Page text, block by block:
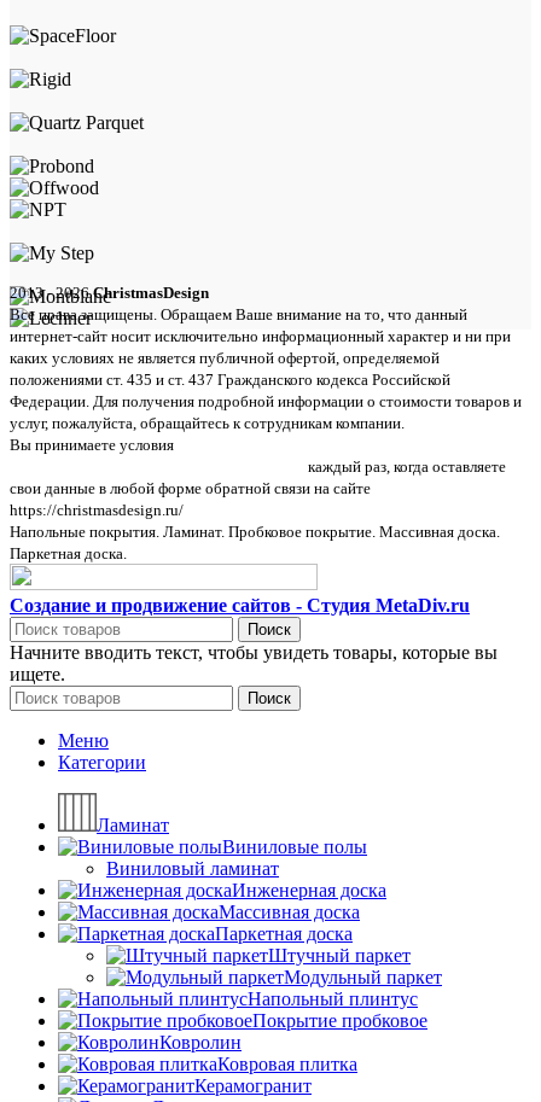
2013 - 2026ChristmasDesign
Все права защищены. Обращаем Ваше внимание на то, что данный
интернет-сайт носит исключительно информационный характер и ни при
каких условиях не является публичной офертой, определяемой
положениями ст. 435 и ст. 437 Гражданского кодекса Российской
Федерации. Для получения подробной информации о стоимости товаров и
услуг, пожалуйста, обращайтесь к сотрудникам компании.
Вы принимаете условия
каждый раз, когда оставляете
свои данные в любой форме обратной связи на сайте
https://christmasdesign.ru/
Напольные покрытия. Ламинат. Пробковое покрытие. Массивная доска.
Паркетная доска.
Создание и продвижение сайтов - Студия MetaDiv.ru
Поиск
Начните вводить текст, чтобы увидеть товары, которые вы
ищете.
Поиск
Меню
Категории
Ламинат
Виниловые полы
Виниловый ламинат
Инженерная доска
Массивная доска
Паркетная доска
Штучный паркет
Модульный паркет
Напольный плинтус
Покрытие пробковое
Ковролин
Ковровая плитка
Керамогранит